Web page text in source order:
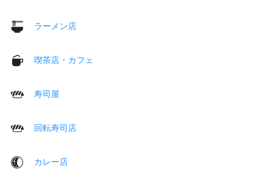
ラーメン店
喫茶店・カフェ
寿司屋
回転寿司店
カレー店